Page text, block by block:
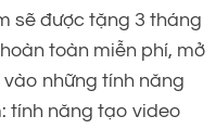
sẽ được tặng 3 tháng
toàn miễn phí, mở
những tính năng
tính năng tạo video